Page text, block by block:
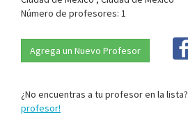
Número de profesores: 1
Agrega un Nuevo Profesor
¿No encuentras a tu profesor en la lista?
profesor!